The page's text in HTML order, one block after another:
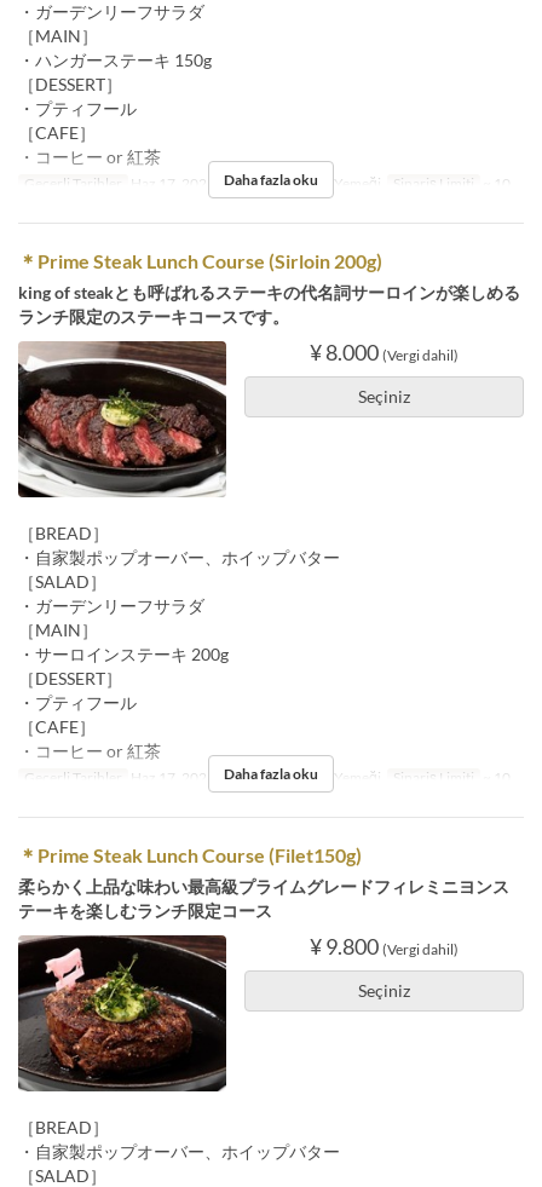
・ガーデンリーフサラダ
［MAIN］
・ハンガーステーキ 150g
［DESSERT］
・プティフール
［CAFE］
・コーヒー or 紅茶
Geçerli Tarihler Haz 17, 2022 ~ Öğünler Öğle Yemeği Sipariş Limiti ~ 10
Daha fazla oku
＊Prime Steak Lunch Course (Sirloin 200g)
king of steakとも呼ばれるステーキの代名詞サーロインが楽しめる
ランチ限定のステーキコースです。
¥ 8.000 (Vergi dahil)
Seçiniz
［BREAD］
・自家製ポップオーバー、ホイップバター
［SALAD］
・ガーデンリーフサラダ
［MAIN］
・サーロインステーキ 200g
［DESSERT］
・プティフール
［CAFE］
・コーヒー or 紅茶
Geçerli Tarihler Haz 17, 2022 ~ Öğünler Öğle Yemeği Sipariş Limiti ~ 10
Daha fazla oku
＊Prime Steak Lunch Course (Filet150g)
柔らかく上品な味わい最高級プライムグレードフィレミニヨンス
テーキを楽しむランチ限定コース
¥ 9.800 (Vergi dahil)
Seçiniz
［BREAD］
・自家製ポップオーバー、ホイップバター
［SALAD］